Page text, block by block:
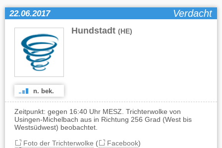
22.06.2017 Verdacht
Hundstadt (HE)
n. bek.
Zeitpunkt: gegen 16:40 Uhr MESZ. Trichterwolke von
Usingen-Michelbach aus in Richtung 256 Grad (West bis
Westsüdwest) beobachtet.
Foto der Trichterwolke ( Facebook)